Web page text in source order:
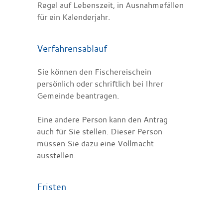
Regel auf Lebenszeit, in Ausnahmefällen
für ein Kalenderjahr.
Verfahrensablauf
Sie können den Fischereischein
persönlich oder schriftlich bei Ihrer
Gemeinde beantragen.
Eine andere Person kann den Antrag
auch für Sie stellen. Dieser Person
müssen Sie dazu eine Vollmacht
ausstellen.
Fristen